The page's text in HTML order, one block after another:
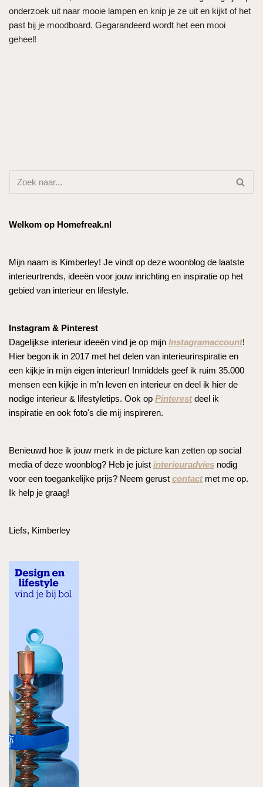
onderzoek uit naar mooie lampen en knip je ze uit en kijkt of het
past bij je moodboard. Gegarandeerd wordt het een mooi
geheel!
Welkom op Homefreak.nl
Mijn naam is Kimberley! Je vindt op deze woonblog de laatste
interieurtrends, ideeën voor jouw inrichting en inspiratie op het
gebied van interieur en lifestyle.
Instagram & Pinterest
Dagelijkse interieur ideeën vind je op mijn Instagramaccount!
Hier begon ik in 2017 met het delen van interieurinspiratie en
een kijkje in mijn eigen interieur! Inmiddels geef ik ruim 35.000
mensen een kijkje in m’n leven en interieur en deel ik hier de
nodige interieur & lifestyletips. Ook op Pinterestdeel ik
inspiratie en ook foto's die mij inspireren.
Benieuwd hoe ik jouw merk in de picture kan zetten op social
media of deze woonblog? Heb je juist interieuradvies nodig
voor een toegankelijke prijs? Neem gerust contactmet me op.
Ik help je graag!
Liefs, Kimberley